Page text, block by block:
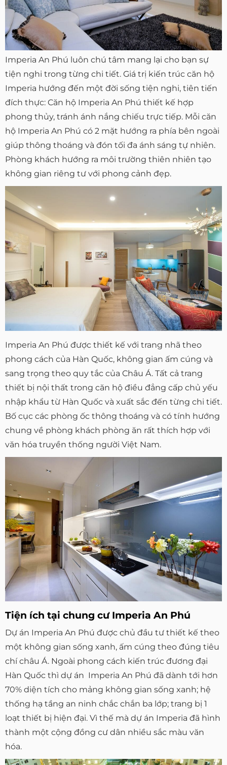
Imperia An Phú luôn chú tâm mang lại cho bạn sự
tiện nghi trong từng chi tiết. Giá trị kiến trúc căn hộ
Imperia hướng đến một đời sống tiện nghi, tiên tiến
đích thực: Căn hộ Imperia An Phú thiết kế hợp
phong thủy, tránh ánh nắng chiếu trực tiếp. Mỗi căn
hộ Imperia An Phú có 2 mặt hướng ra phía bên ngoài
giúp thông thoáng và đón tối đa ánh sáng tự nhiên.
Phòng khách hướng ra môi trường thiên nhiên tạo
không gian riêng tư với phong cảnh đẹp.
Imperia An Phú được thiết kế với trang nhã theo
phong cách của Hàn Quốc, không gian ấm cúng và
sang trọng theo quy tắc của Châu Á. Tất cả trang
thiết bị nội thất trong căn hộ điều đẳng cấp chủ yếu
nhập khẩu từ Hàn Quốc và xuất sắc đến từng chi tiết.
Bố cục các phòng ốc thông thoáng và có tính hướng
chung về phòng khách phòng ăn rất thích hợp với
văn hóa truyền thống người Việt Nam.
Tiện ích tại chung cư Imperia An Phú
Dự án Imperia An Phú được chủ đầu tư thiết kế theo
một không gian sống xanh, ấm cúng theo đúng tiêu
chí châu Á. Ngoài phong cách kiến trúc đương đại
Hàn Quốc thì dự án Imperia An Phú đã dành tới hơn
70% diện tích cho mảng không gian sống xanh; hệ
thống hạ tầng an ninh chắc chắn ba lớp; trang bị 1
loạt thiết bị hiện đại. Vì thế mà dự án Imperia đã hình
thành một cộng đồng cư dân nhiều sắc màu văn
hóa.